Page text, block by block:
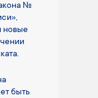
№
новые
быть